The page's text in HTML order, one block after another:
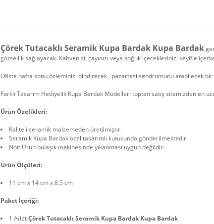
Çörek Tutacaklı Seramik Kupa Bardak Kupa Bardak
görsellik sağlayacak. Kahvenizi, çayınızı veya soğuk içeceklerinizi keyifle
Ofiste hafta sonu özleminizi dindirecek , pazartesi sendromunu atabilecek bir
Farklı Tasarım Hediyelik Kupa Bardak Modelleri toptan satış sitemizden en
Ürün Özelikleri:
Kaliteli seramik malzemeden üretilmiştir.
Seramik Kupa Bardak özel tasarımlı kutusunda gönderilmektedir.
Not: Ürün bulaşık makinesinde yıkanması uygun değildir.
Ürün Ölçüleri:
11 cm x 14 cm x 8.5 cm
Paket İçeriği:
1 AdetÇörek Tutacaklı Seramik Kupa Bardak Kupa Bardak